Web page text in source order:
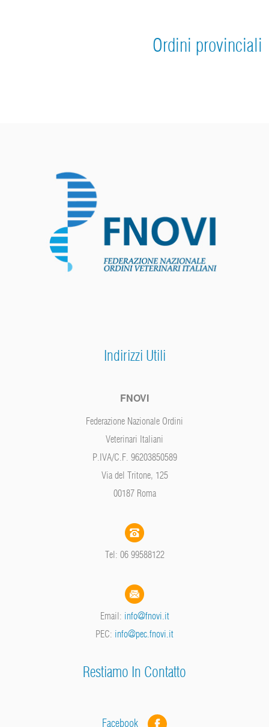
Ordini provinciali
Indirizzi Utili
FNOVI
Federazione Nazionale Ordini
Veterinari Italiani
P.IVA/C.F. 96203850589
Via del Tritone, 125
00187 Roma
Tel: 06 99588122
Email: info@fnovi.it
PEC: info@pec.fnovi.it
Restiamo In Contatto
Facebook